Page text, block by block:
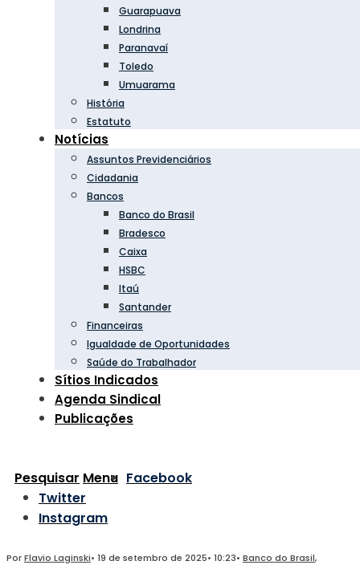
Guarapuava
Londrina
Paranavaí
Toledo
Umuarama
História
Estatuto
Notícias
Assuntos Previdenciários
Cidadania
Bancos
Banco do Brasil
Bradesco
Caixa
HSBC
Itaú
Santander
Financeiras
Igualdade de Oportunidades
Saúde do Trabalhador
Sítios Indicados
Agenda Sindical
Publicações
Pesquisar Menu Facebook
Twitter
Instagram
PorFlavio Laginski• 19 de setembro de 2025• 10:23• Banco do Brasil,